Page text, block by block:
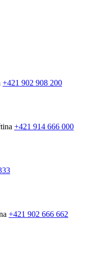
+421 902 908 200
+421 914 666 000
+421 902 666 662